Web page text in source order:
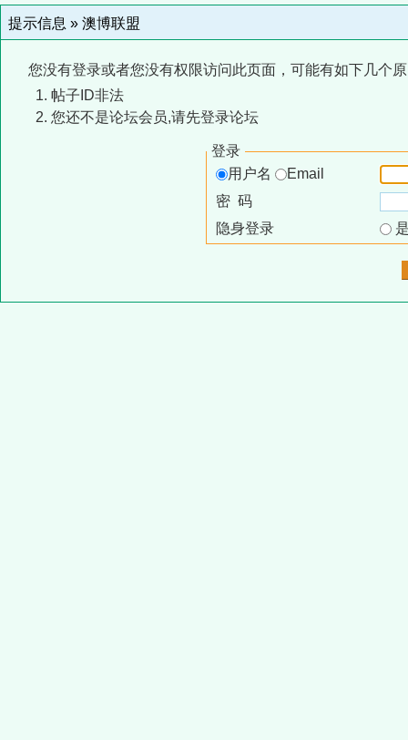
提示信息 » 澳博联盟
您没有登录或者您没有权限访问此页面，可能有如下几个
帖子ID非法
您还不是论坛会员,请先登录论坛
登录
用户名
Email
密 码
隐身登录